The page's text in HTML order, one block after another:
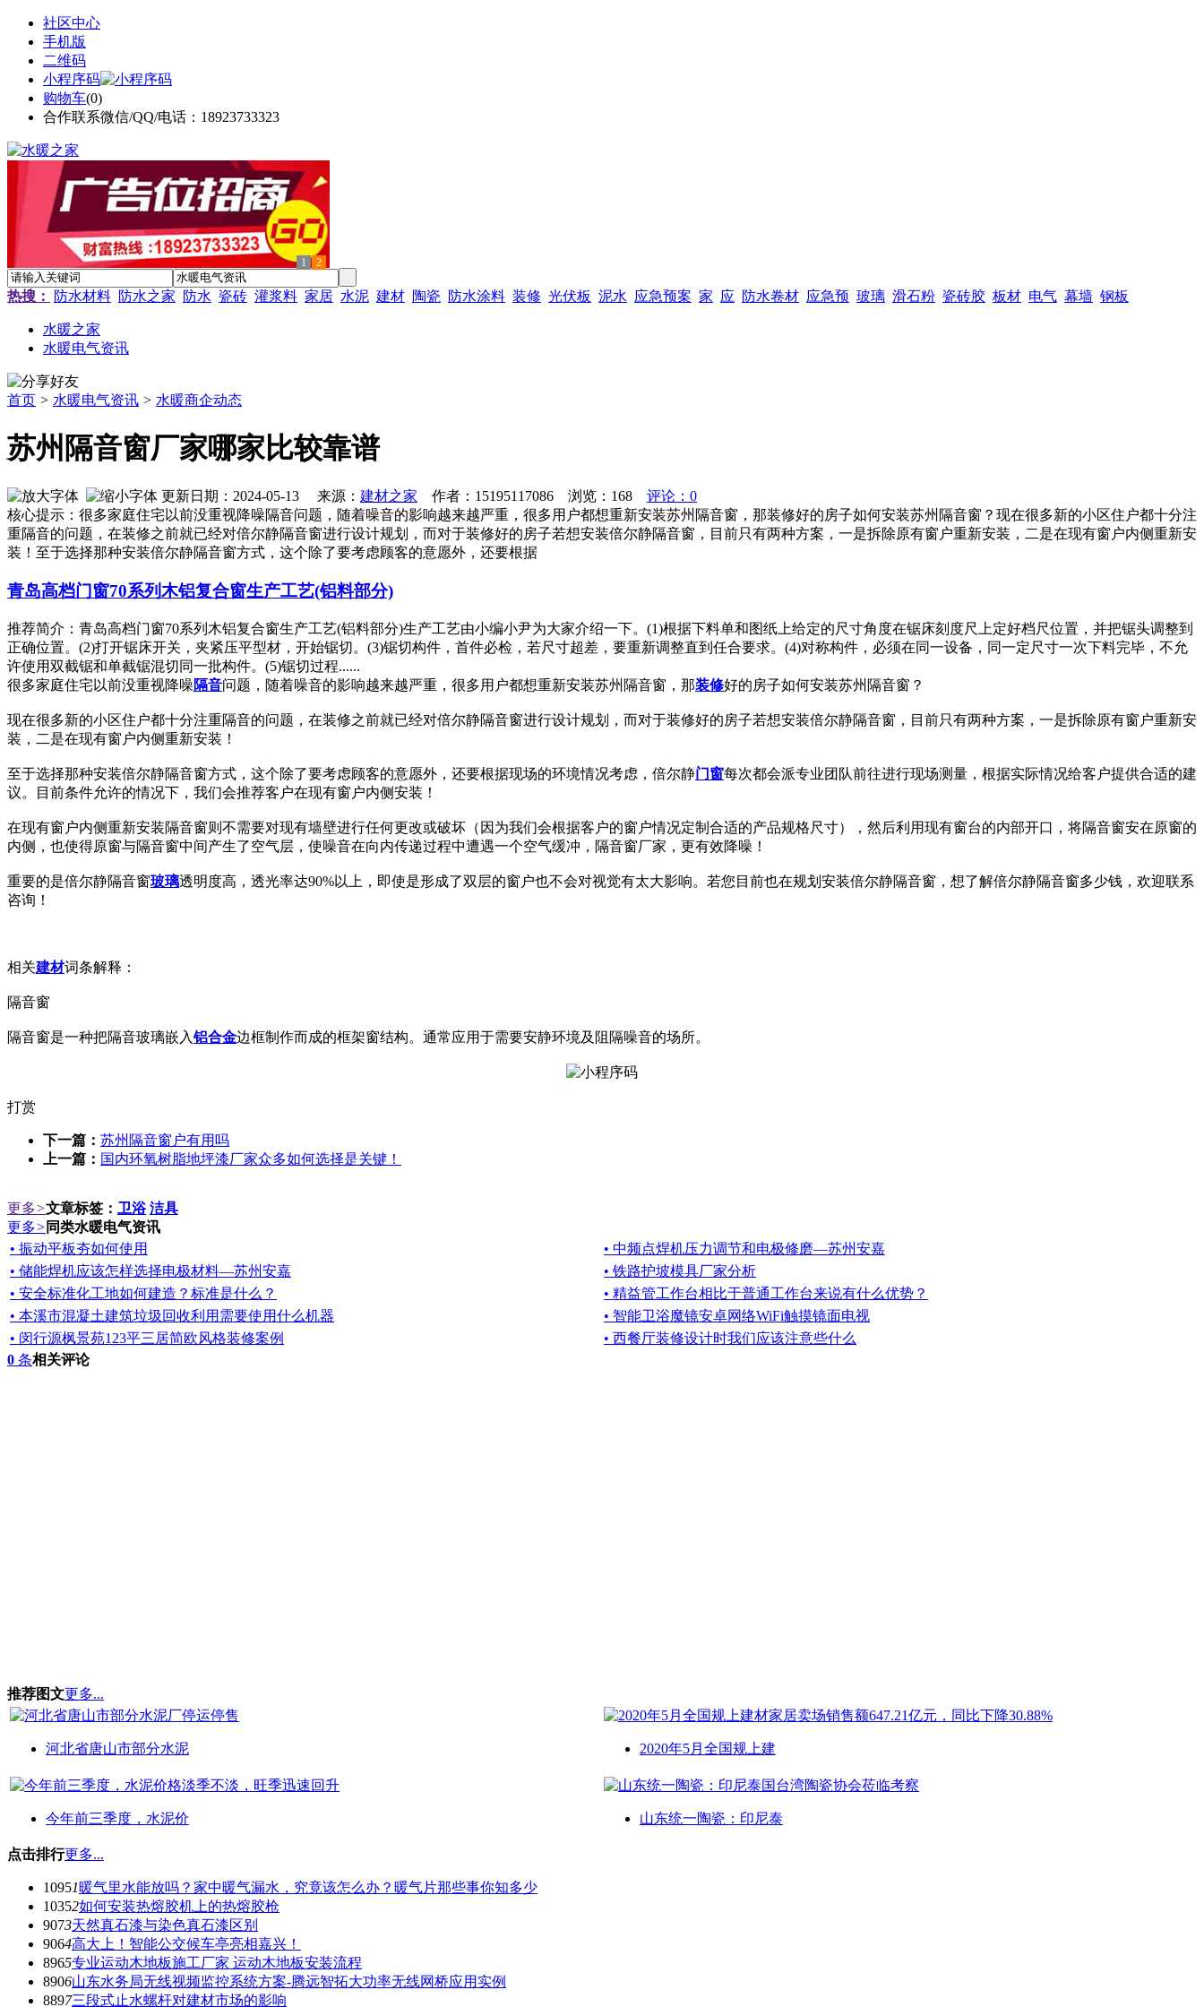
社区中心
手机版
二维码
小程序码
购物车(0)
合作联系微信/QQ/电话：18923733323
1 2
热搜： 防水材料 防水之家 防水 瓷砖 灌浆料 家居 水泥 建材 陶瓷 防水涂料 装修 光伏板 泥水 应急预案 家 应 防水卷材 应急预 玻璃 滑石粉 瓷砖胶 板材 电气 幕墙 钢板
水暖之家
水暖电气资讯
首页 > 水暖电气资讯 > 水暖商企动态
苏州隔音窗厂家哪家比较靠谱
更新日期：2024-05-13 来源： 建材之家 作者：15195117086 浏览： 168
评论：0
核心提示：很多家庭住宅以前没重视降噪隔音问题，随着噪音的影响越来越严重，很多用户都想重新安装苏州隔音窗，那装修好的房子如何安装苏州隔音窗？现在很多新的小区住户都十分注
重隔音的问题，在装修之前就已经对倍尔静隔音窗进行设计规划，而对于装修好的房子若想安装倍尔静隔音窗，目前只有两种方案，一是拆除原有窗户重新安装，二是在现有窗户内侧重新安
装！至于选择那种安装倍尔静隔音窗方式，这个除了要考虑顾客的意愿外，还要根据
青岛高档门窗70系列木铝复合窗生产工艺(铝料部分)
推荐简介：青岛高档门窗70系列木铝复合窗生产工艺(铝料部分)生产工艺由小编小尹为大家介绍一下。(1)根据下料单和图纸上给定的尺寸角度在锯床刻度尺上定好档尺位置，并把锯头调整到
正确位置。(2)打开锯床开关，夹紧压平型材，开始锯切。(3)锯切构件，首件必检，若尺寸超差，要重新调整直到任合要求。(4)对称构件，必须在同一设备，同一定尺寸一次下料完毕，不允
许使用双截锯和单截锯混切同一批构件。(5)锯切过程......
很多家庭住宅以前没重视降噪隔音问题，随着噪音的影响越来越严重，很多用户都想重新安装苏州隔音窗，那装修好的房子如何安装苏州隔音窗？
现在很多新的小区住户都十分注重隔音的问题，在装修之前就已经对倍尔静隔音窗进行设计规划，而对于装修好的房子若想安装倍尔静隔音窗，目前只有两种方案，一是拆除原有窗户重新安
装，二是在现有窗户内侧重新安装！
至于选择那种安装倍尔静隔音窗方式，这个除了要考虑顾客的意愿外，还要根据现场的环境情况考虑，倍尔静门窗每次都会派专业团队前往进行现场测量，根据实际情况给客户提供合适的建
议。目前条件允许的情况下，我们会推荐客户在现有窗户内侧安装！
在现有窗户内侧重新安装隔音窗则不需要对现有墙壁进行任何更改或破坏（因为我们会根据客户的窗户情况定制合适的产品规格尺寸），然后利用现有窗台的内部开口，将隔音窗安在原窗的
内侧，也使得原窗与隔音窗中间产生了空气层，使噪音在向内传递过程中遭遇一个空气缓冲，隔音窗厂家，更有效降噪！
重要的是倍尔静隔音窗玻璃透明度高，透光率达90%以上，即使是形成了双层的窗户也不会对视觉有太大影响。若您目前也在规划安装倍尔静隔音窗，想了解倍尔静隔音窗多少钱，欢迎联系
咨询！
相关建材词条解释：
隔音窗
隔音窗是一种把隔音玻璃嵌入铝合金边框制作而成的框架窗结构。通常应用于需要安静环境及阻隔噪音的场所。
打赏
下一篇： 苏州隔音窗户有用吗
上一篇： 国内环氧树脂地坪漆厂家众多如何选择是关键！
更多>文章标签： 卫浴 洁具
更多> 同类水暖电气资讯
• 振动平板夯如何使用
• 中频点焊机压力调节和电极修磨—苏州安嘉
• 储能焊机应该怎样选择电极材料—苏州安嘉
• 铁路护坡模具厂家分析
• 安全标准化工地如何建造？标准是什么？
• 精益管工作台相比于普通工作台来说有什么优势？
• 本溪市混凝土建筑垃圾回收利用需要使用什么机器
• 智能卫浴魔镜安卓网络WiFi触摸镜面电视
• 闵行源枫景苑123平三居简欧风格装修案例
• 西餐厅装修设计时我们应该注意些什么
0 条相关评论
推荐图文更多...
河北省唐山市部分水泥 2020年5月全国规上建
今年前三季度，水泥价 山东统一陶瓷：印尼泰
点击排行更多...
10951暖气里水能放吗？家中暖气漏水，究竟该怎么办？暖气片那些事你知多少
10352如何安装热熔胶机上的热熔胶枪
9073天然真石漆与染色真石漆区别
9064高大上！智能公交候车亭亮相嘉兴！
8965专业运动木地板施工厂家 运动木地板安装流程
8906山东水务局无线视频监控系统方案-腾远智拓大功率无线网桥应用实例
8897三段式止水螺杆对建材市场的影响